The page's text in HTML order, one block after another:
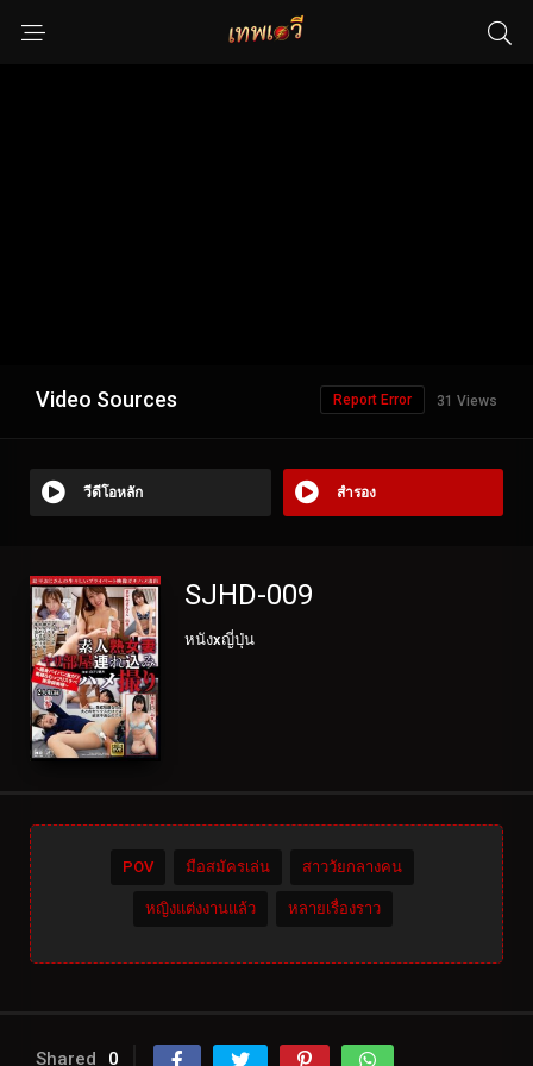
Video Sources 31 Views
Report Error
วีดีโอหลัก สำรอง
SJHD-009
หนังxญี่ปุ่น
POV มือสมัครเล่น สาววัยกลางคน
หญิงแต่งงานแล้ว หลายเรื่องราว
Shared 0